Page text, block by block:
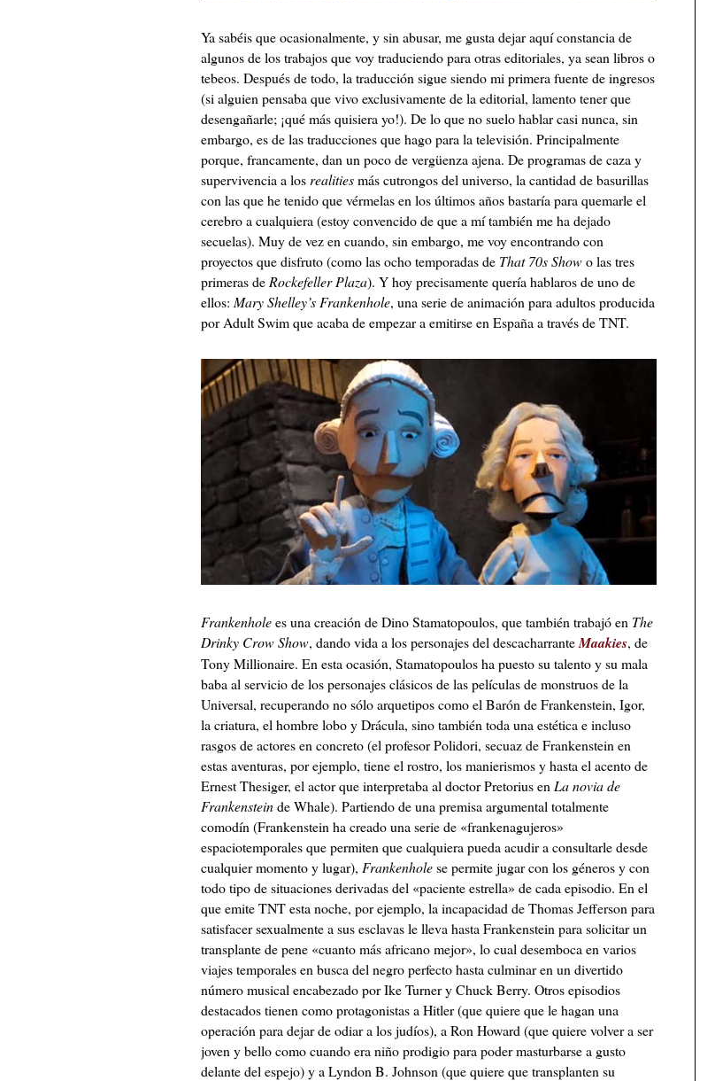
Ya sabéis que ocasionalmente, y sin abusar, me gusta dejar aquí constancia de
algunos de los trabajos que voy traduciendo para otras editoriales, ya sean libros o
tebeos. Después de todo, la traducción sigue siendo mi primera fuente de ingresos
(si alguien pensaba que vivo exclusivamente de la editorial, lamento tener que
desengañarle; ¡qué más quisiera yo!). De lo que no suelo hablar casi nunca, sin
embargo, es de las traducciones que hago para la televisión. Principalmente
porque, francamente, dan un poco de vergüenza ajena. De programas de caza y
supervivencia a los realitiesmás cutrongos del universo, la cantidad de basurillas
con las que he tenido que vérmelas en los últimos años bastaría para quemarle el
cerebro a cualquiera (estoy convencido de que a mí también me ha dejado
secuelas). Muy de vez en cuando, sin embargo, me voy encontrando con
proyectos que disfruto (como las ocho temporadas de That 70s Showo las tres
primeras de Rockefeller Plaza). Y hoy precisamente quería hablaros de uno de
ellos: Mary Shelley’s Frankenhole, una serie de animación para adultos producida
por Adult Swim que acaba de empezar a emitirse en España a través de TNT.
Frankenholees una creación de Dino Stamatopoulos, que también trabajó en The
Drinky Crow Show, dando vida a los personajes del descacharranteMaakies, de
Tony Millionaire. En esta ocasión, Stamatopoulos ha puesto su talento y su mala
baba al servicio de los personajes clásicos de las películas de monstruos de la
Universal, recuperando no sólo arquetipos como el Barón de Frankenstein, Igor,
la criatura, el hombre lobo y Drácula, sino también toda una estética e incluso
rasgos de actores en concreto (el profesor Polidori, secuaz de Frankenstein en
estas aventuras, por ejemplo, tiene el rostro, los manierismos y hasta el acento de
Ernest Thesiger, el actor que interpretaba al doctor Pretorius en La novia de
Frankensteinde Whale). Partiendo de una premisa argumental totalmente
comodín (Frankenstein ha creado una serie de «frankenagujeros»
espaciotemporales que permiten que cualquiera pueda acudir a consultarle desde
cualquier momento y lugar), Frankenholese permite jugar con los géneros y con
todo tipo de situaciones derivadas del «paciente estrella» de cada episodio. En el
que emite TNT esta noche, por ejemplo, la incapacidad de Thomas Jefferson para
satisfacer sexualmente a sus esclavas le lleva hasta Frankenstein para solicitar un
transplante de pene «cuanto más africano mejor», lo cual desemboca en varios
viajes temporales en busca del negro perfecto hasta culminar en un divertido
número musical encabezado por Ike Turner y Chuck Berry. Otros episodios
destacados tienen como protagonistas a Hitler (que quiere que le hagan una
operación para dejar de odiar a los judíos), a Ron Howard (que quiere volver a ser
joven y bello como cuando era niño prodigio para poder masturbarse a gusto
delante del espejo) y a Lyndon B. Johnson (que quiere que transplanten su